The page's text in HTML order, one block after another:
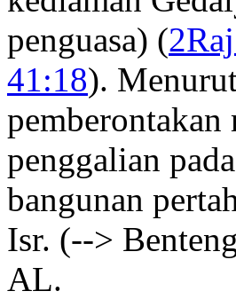
penguasa) (
41:18).
pemberontakan
penggalian
bangunan
Isr. (-->
AL.